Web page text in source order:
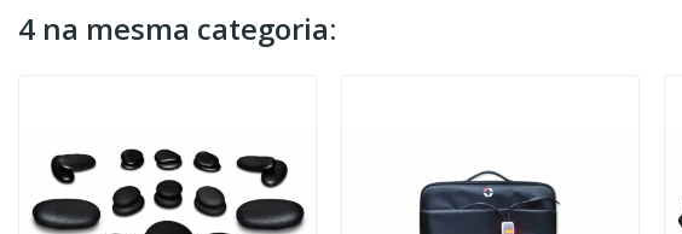
4 na mesma categoria: